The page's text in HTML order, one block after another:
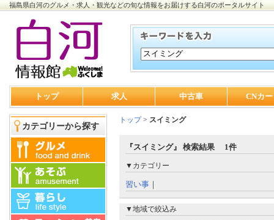
福島県白河のグルメ・求人・観光などの旬な情報をお届けする白河のポータルサイト
トップ 求人 中古車 CNカ
カテゴリーから探す
トップ> スイミング
『スイミング』 検索結果 1件
▼カテゴリー
習い事 ｜
▼地域で絞込み